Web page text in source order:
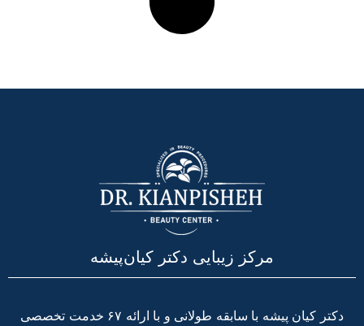
مرکز زیبایی دکتر کیان‌پیشه
دکتر کیان پیشه با سابقه طولانی و با ارائه ۶۷ خدمت تخصصی